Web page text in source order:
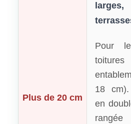
Plus de 20 cm
Pour
18
en